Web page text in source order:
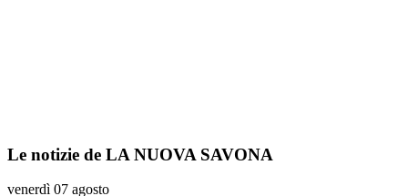
Le notizie de LA NUOVA SAVONA
venerdì 07 agosto